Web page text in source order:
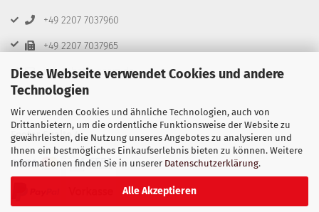
Diese Webseite verwendet Cookies und andere
Technologien
Wir verwenden Cookies und ähnliche Technologien, auch von
Drittanbietern, um die ordentliche Funktionsweise der Website zu
gewährleisten, die Nutzung unseres Angebotes zu analysieren und
Ihnen ein bestmögliches Einkaufserlebnis bieten zu können. Weitere
Informationen finden Sie in unserer Datenschutzerklärung.
Alle Akzeptieren
+49 2207 7037960
+49 2207 7037965
info@beta-ecom.de
Footer Spalte 4